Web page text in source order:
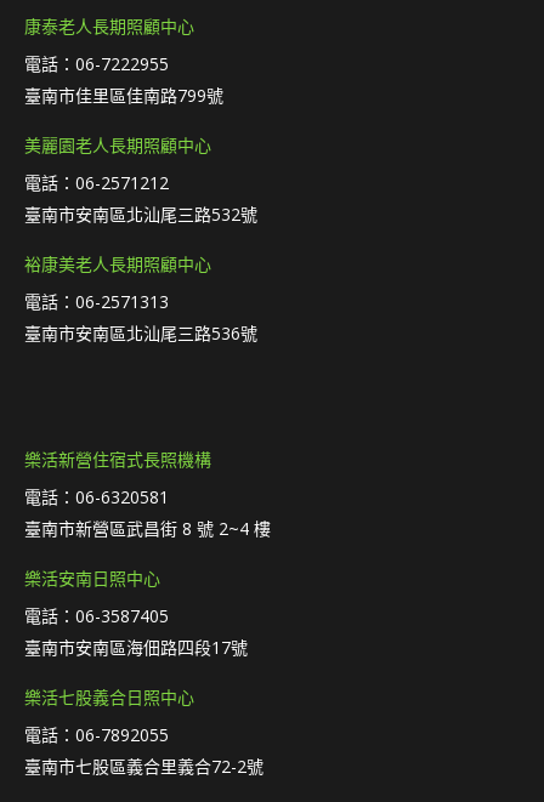
康泰老人長期照顧中心
電話：06-7222955
臺南市佳里區佳南路799號
美麗園老人長期照顧中心
電話：06-2571212
臺南市安南區北汕尾三路532號
裕康美老人長期照顧中心
電話：06-2571313
臺南市安南區北汕尾三路536號
樂活新營住宿式長照機構
電話：06-6320581
臺南市新營區武昌街 8 號 2~4 樓
樂活安南日照中心
電話：06-3587405
臺南市安南區海佃路四段17號
樂活七股義合日照中心
電話：06-7892055
臺南市七股區義合里義合72-2號